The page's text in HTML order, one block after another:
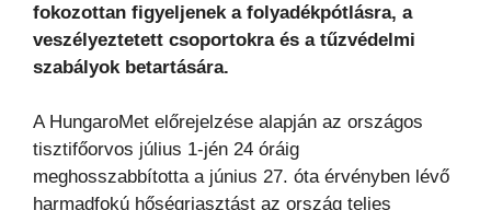
fokozottan figyeljenek a folyadékpótlásra, a
veszélyeztetett csoportokra és a tűzvédelmi
szabályok betartására.
A HungaroMet előrejelzése alapján az országos
tisztifőorvos július 1-jén 24 óráig
meghosszabbította a június 27. óta érvényben lévő
harmadfokú hőségriasztást az ország teljes